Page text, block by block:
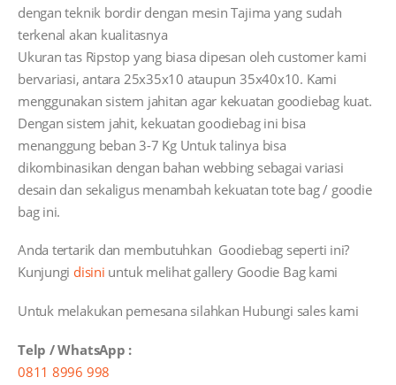
dengan teknik bordir dengan mesin Tajima yang sudah
terkenal akan kualitasnya
Ukuran tas Ripstop yang biasa dipesan oleh customer kami
bervariasi, antara 25x35x10 ataupun 35x40x10. Kami
menggunakan sistem jahitan agar kekuatan goodiebag kuat.
Dengan sistem jahit, kekuatan goodiebag ini bisa
menanggung beban 3-7 Kg Untuk talinya bisa
dikombinasikan dengan bahan webbing sebagai variasi
desain dan sekaligus menambah kekuatan tote bag / goodie
bag ini.
Anda tertarik dan membutuhkan Goodiebag seperti ini?
Kunjungi disini untuk melihat gallery Goodie Bag kami
Untuk melakukan pemesana silahkan Hubungi sales kami
Telp / WhatsApp :
0811 8996 998